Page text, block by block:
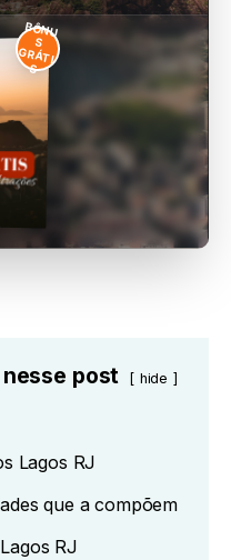
BÔNU
S
GRÁTI
S
post hide
Lagos RJ
que a compõem
RJ